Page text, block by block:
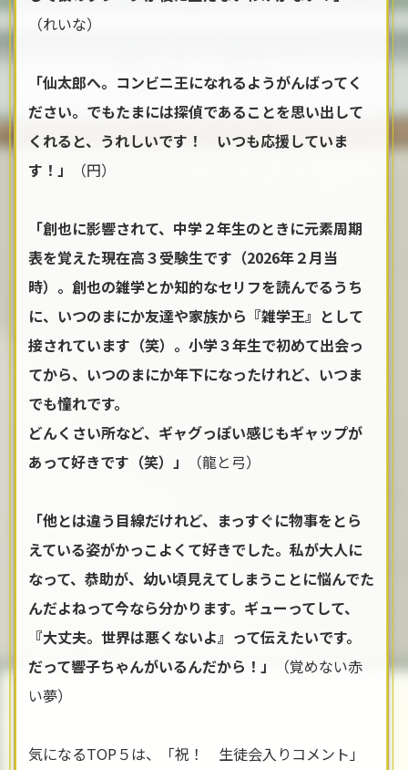
（れいな）
「仙太郎へ。コンビニ王になれるようがんばってく
ださい。でもたまには探偵であることを思い出して
くれると、うれしいです！ いつも応援していま
す！」
（円）
「創也に影響されて、中学２年生のときに元素周期
表を覚えた現在高３受験生です（2026年２月当
時）。創也の雑学とか知的なセリフを読んでるうち
に、いつのまにか友達や家族から『雑学王』として
接されています（笑）。小学３年生で初めて出会っ
てから、いつのまにか年下になったけれど、いつま
でも憧れです。
どんくさい所など、ギャグっぽい感じもギャップが
あって好きです（笑）」
（龍と弓）
「他とは違う目線だけれど、まっすぐに物事をとら
えている姿がかっこよくて好きでした。私が大人に
なって、恭助が、幼い頃見えてしまうことに悩んでた
んだよねって今なら分かります。ギューってして、
『大丈夫。世界は悪くないよ』って伝えたいです。
だって響子ちゃんがいるんだから！」
（覚めない赤
い夢）
気になるTOP５は、「祝！ 生徒会入りコメント」